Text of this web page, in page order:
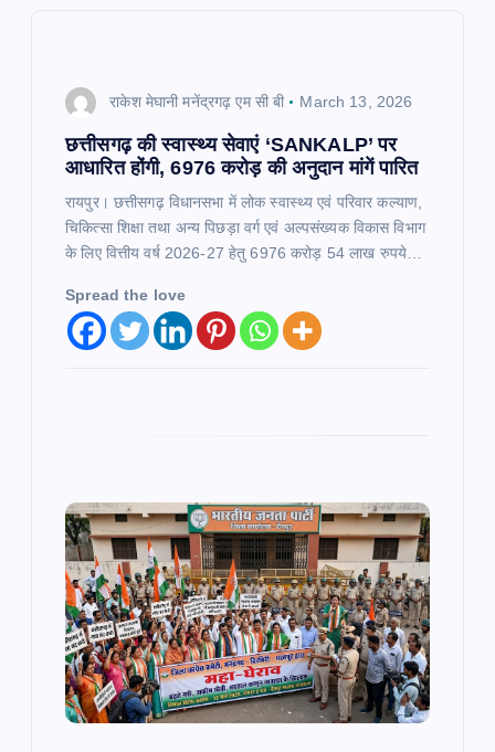
राकेश मेघानी मनेंद्रगढ़ एम सी बी March 13, 2026
छत्तीसगढ़ की स्वास्थ्य सेवाएं ‘SANKALP’ पर
आधारित होंगी, 6976 करोड़ की अनुदान मांगें पारित​
रायपुर। छत्तीसगढ़ विधानसभा में लोक स्वास्थ्य एवं परिवार कल्याण,
चिकित्सा शिक्षा तथा अन्य पिछड़ा वर्ग एवं अल्पसंख्यक विकास विभाग
के लिए वित्तीय वर्ष 2026-27 हेतु 6976 करोड़ 54 लाख रुपये…
Spread the love